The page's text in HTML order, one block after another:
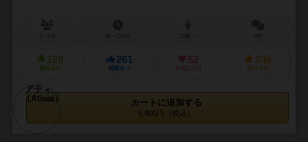
120
興味あり
261
経験あり
52
お気に入り
245
持ってる
カートに追加する
8,800円（税込）